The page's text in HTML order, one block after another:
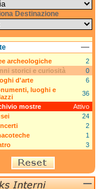
Destinazione
archeologiche
2
storici e curiosità
0
d'arte
6
luoghi e
36
mostre
Attivo
24
2
1
3